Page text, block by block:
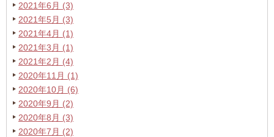
2021年6月 (3)
2021年5月 (3)
2021年4月 (1)
2021年3月 (1)
2021年2月 (4)
2020年11月 (1)
2020年10月 (6)
2020年9月 (2)
2020年8月 (3)
2020年7月 (2)